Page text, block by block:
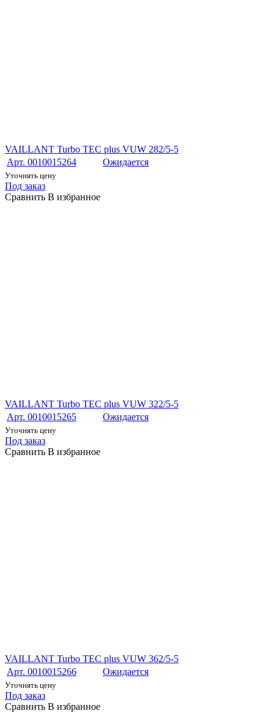
VAILLANT Turbo TEC plus VUW 282/5-5
Арт. 0010015264
Ожидается
Уточнять цену
Под заказ
Сравнить В избранное
VAILLANT Turbo TEC plus VUW 322/5-5
Арт. 0010015265
Ожидается
Уточнять цену
Под заказ
Сравнить В избранное
VAILLANT Turbo TEC plus VUW 362/5-5
Арт. 0010015266
Ожидается
Уточнять цену
Под заказ
Сравнить В избранное